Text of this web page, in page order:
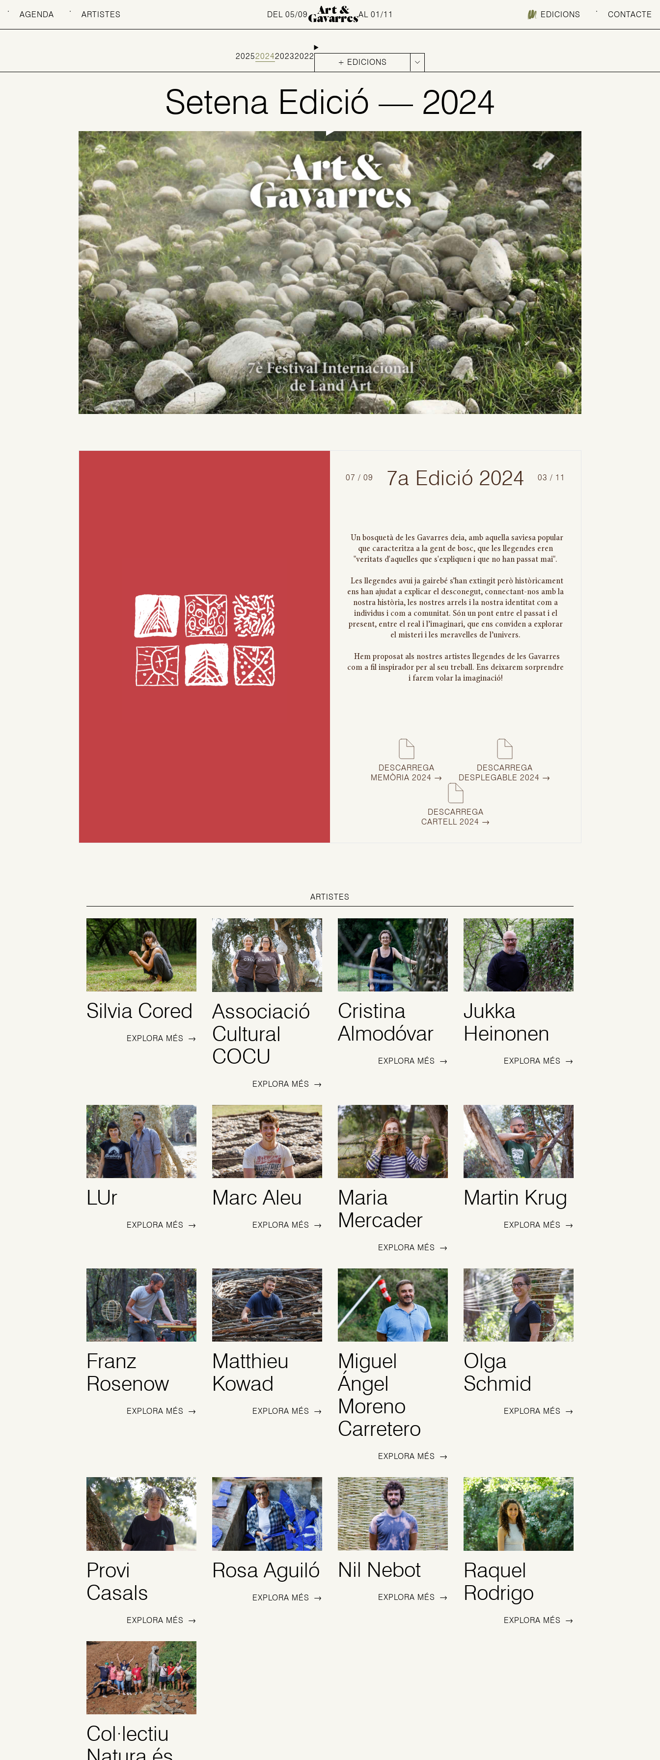
AGENDA ARTISTES DEL 05/09 Art &
GavarresAL 01/11 EDICIONS CONTACTE
2025202420232022
+ EDICIONS
Setena Edició — 2024
07 / 09 7a Edició 2024 03 / 11
Un bosquetà de les Gavarres deia, amb aquella saviesa popular
que caracteritza a la gent de bosc, que les llegendes eren
"veritats d'aquelles que s'expliquen i que no han passat mai".
Les llegendes avui ja gairebé s’han extingit però històricament
ens han ajudat a explicar el desconegut, connectant-nos amb la
nostra història, les nostres arrels i la nostra identitat com a
individus i com a comunitat. Són un pont entre el passat i el
present, entre el real i l’imaginari, que ens conviden a explorar
el misteri i les meravelles de l’univers.
Hem proposat als nostres artistes llegendes de les Gavarres
com a fil inspirador per al seu treball. Ens deixarem sorprendre
i farem volar la imaginació!
DESCARREGA
MEMÒRIA 2024 →
DESCARREGA
DESPLEGABLE 2024 →
DESCARREGA
CARTELL 2024 →
ARTISTES
Silvia Cored
EXPLORA MÉS →
Associació
Cultural
COCU
EXPLORA MÉS →
Cristina
Almodóvar
EXPLORA MÉS →
Jukka
Heinonen
EXPLORA MÉS →
LUr
EXPLORA MÉS →
Marc Aleu
EXPLORA MÉS →
Maria
Mercader
EXPLORA MÉS →
Martin Krug
EXPLORA MÉS →
Franz
Rosenow
EXPLORA MÉS →
Matthieu
Kowad
EXPLORA MÉS →
Miguel
Ángel
Moreno
Carretero
EXPLORA MÉS →
Olga
Schmid
EXPLORA MÉS →
Provi
Casals
EXPLORA MÉS →
Rosa Aguiló
EXPLORA MÉS →
Nil Nebot
EXPLORA MÉS →
Raquel
Rodrigo
EXPLORA MÉS →
Col·lectiu